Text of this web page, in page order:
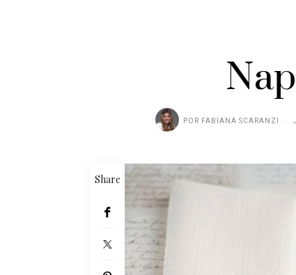
POR FABIANA SCARANZI
Share